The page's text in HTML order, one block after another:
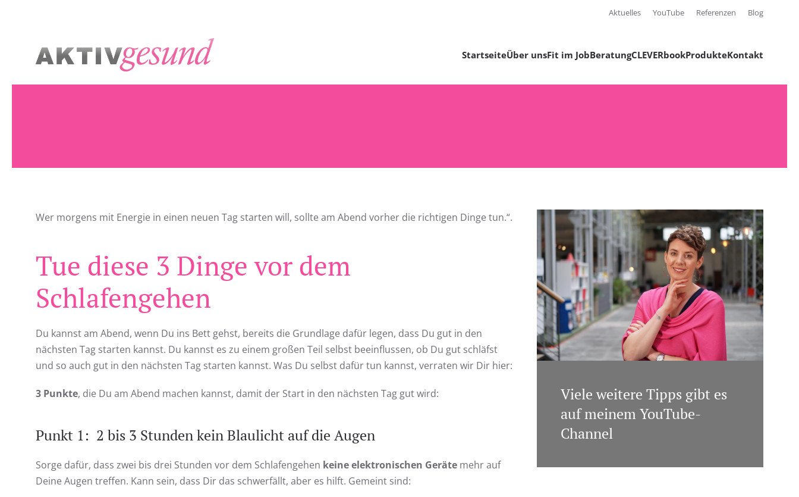
Aktuelles YouTube Referenzen Blog
StartseiteÜber unsFit im JobBeratungCLEVERbookProdukteKontakt
Wer morgens mit Energie in einen neuen Tag starten will, sollte am Abend vorher die richtigen Dinge tun.“.
Tue diese 3 Dinge vor dem
Schlafengehen
Du kannst am Abend, wenn Du ins Bett gehst, bereits die Grundlage dafür legen, dass Du gut in den
nächsten Tag starten kannst. Du kannst es zu einem großen Teil selbst beeinflussen, ob Du gut schläfst
und so auch gut in den nächsten Tag starten kannst. Was Du selbst dafür tun kannst, verraten wir Dir hier:
3 Punkte, die Du am Abend machen kannst, damit der Start in den nächsten Tag gut wird:
Punkt 1: 2 bis 3 Stunden kein Blaulicht auf die Augen
Sorge dafür, dass zwei bis drei Stunden vor dem Schlafengehen keine elektronischen Geräte mehr auf
Deine Augen treffen. Kann sein, dass Dir das schwerfällt, aber es hilft. Gemeint sind:
Viele weitere Tipps gibt es
auf meinem YouTube-
Channel